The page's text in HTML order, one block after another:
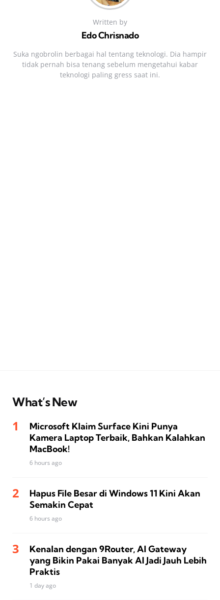
Written by
Edo Chrisnado
Suka ngobrolin berbagai hal tentang teknologi. Dia hampir
tidak pernah bisa tenang sebelum mengetahui kabar
teknologi paling gress saat ini.
What’s New
Microsoft Klaim Surface Kini Punya
Kamera Laptop Terbaik, Bahkan Kalahkan
MacBook!
6 hours ago
Hapus File Besar di Windows 11 Kini Akan
Semakin Cepat
6 hours ago
Kenalan dengan 9Router, AI Gateway
yang Bikin Pakai Banyak AI Jadi Jauh Lebih
Praktis
1 day ago